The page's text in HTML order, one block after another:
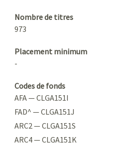
Nombre de titres
973
Placement minimum
-
Codes de fonds
AFA — CLGA151I
FAD^ — CLGA151J
ARC2 — CLGA151S
ARC4 — CLGA151K